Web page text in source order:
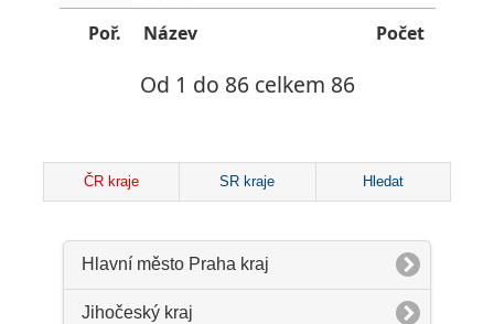
Poř.
Název Počet
Od 1 do 86 celkem 86
ČR kraje SR kraje Hledat
Hlavní město Praha kraj
Jihočeský kraj